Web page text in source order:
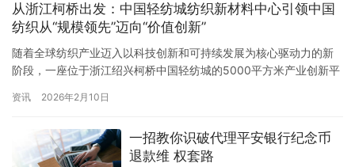
从浙江柯桥出发：中国轻纺城纺织新材料中心引领中国
纺织从“规模领先”迈向“价值创新”
随着全球纺织产业迈入以科技创新和可持续发展为核心驱动力的新
阶段，一座位于浙江绍兴柯桥中国轻纺城的5000平方米产业创新平
发布、技术转化、产业对接、商业服务于一体的国家级纺织新材料
值领先”的战略转型。 全球产业变局下的中国智慧 当前，全球纺织…
资讯 2026年2月10日
一招教你识破代理平安银行纪念币
退款维 权套路